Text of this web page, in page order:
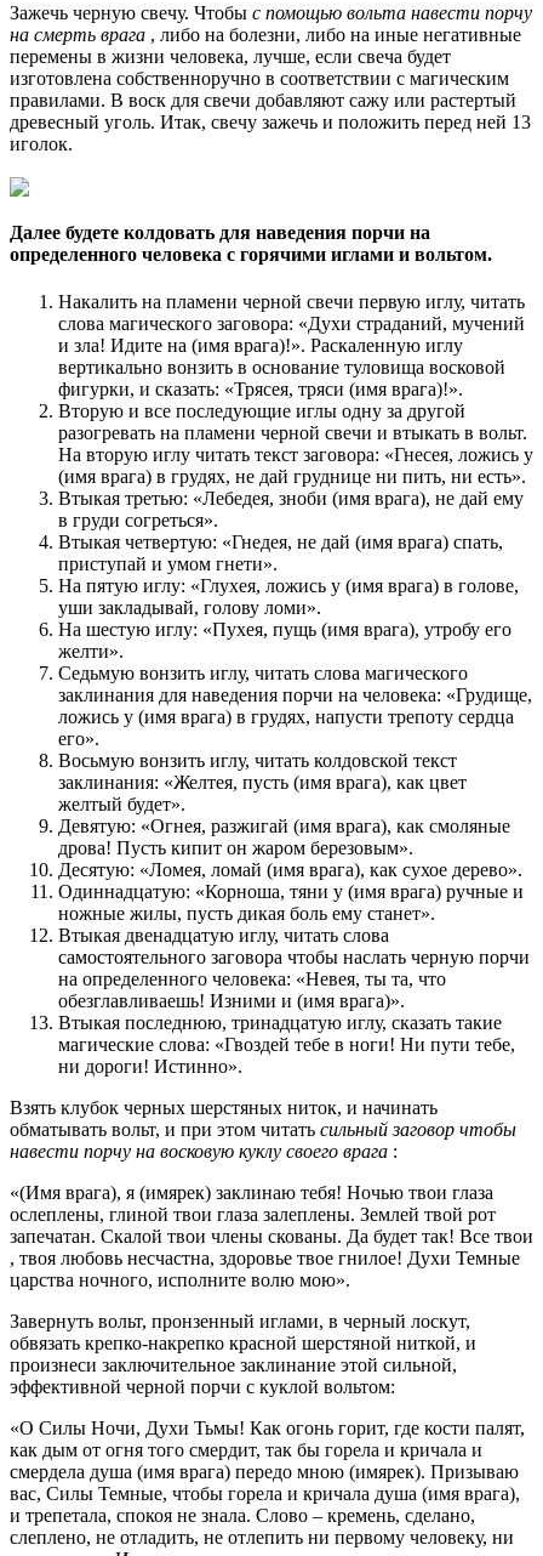
Зажечь черную свечу. Чтобы с помощью вольта навести порчу
на смерть врага , либо на болезни, либо на иные негативные
перемены в жизни человека, лучше, если свеча будет
изготовлена собственноручно в соответствии с магическим
правилами. В воск для свечи добавляют сажу или растертый
древесный уголь. Итак, свечу зажечь и положить перед ней 13
иголок.
Далее будете колдовать для наведения порчи на
определенного человека с горячими иглами и вольтом.
Накалить на пламени черной свечи первую иглу, читать
слова магического заговора: «Духи страданий, мучений
и зла! Идите на (имя врага)!». Раскаленную иглу
вертикально вонзить в основание туловища восковой
фигурки, и сказать: «Трясея, тряси (имя врага)!».
Вторую и все последующие иглы одну за другой
разогревать на пламени черной свечи и втыкать в вольт.
На вторую иглу читать текст заговора: «Гнесея, ложись у
(имя врага) в грудях, не дай груднице ни пить, ни есть».
Втыкая третью: «Лебедея, зноби (имя врага), не дай ему
в груди согреться».
Втыкая четвертую: «Гнедея, не дай (имя врага) спать,
приступай и умом гнети».
На пятую иглу: «Глухея, ложись у (имя врага) в голове,
уши закладывай, голову ломи».
На шестую иглу: «Пухея, пущь (имя врага), утробу его
желти».
Седьмую вонзить иглу, читать слова магического
заклинания для наведения порчи на человека: «Грудище,
ложись у (имя врага) в грудях, напусти трепоту сердца
его».
Восьмую вонзить иглу, читать колдовской текст
заклинания: «Желтея, пусть (имя врага), как цвет
желтый будет».
Девятую: «Огнея, разжигай (имя врага), как смоляные
дрова! Пусть кипит он жаром березовым».
Десятую: «Ломея, ломай (имя врага), как сухое дерево».
Одиннадцатую: «Корноша, тяни у (имя врага) ручные и
ножные жилы, пусть дикая боль ему станет».
Втыкая двенадцатую иглу, читать слова
самостоятельного заговора чтобы наслать черную порчи
на определенного человека: «Невея, ты та, что
обезглавливаешь! Изними и (имя врага)».
Втыкая последнюю, тринадцатую иглу, сказать такие
магические слова: «Гвоздей тебе в ноги! Ни пути тебе,
ни дороги! Истинно».
Взять клубок черных шерстяных ниток, и начинать
обматывать вольт, и при этом читать сильный заговор чтобы
навести порчу на восковую куклу своего врага :
«(Имя врага), я (имярек) заклинаю тебя! Ночью твои глаза
ослеплены, глиной твои глаза залеплены. Землей твой рот
запечатан. Скалой твои члены скованы. Да будет так! Все твои
, твоя любовь несчастна, здоровье твое гнилое! Духи Темные
царства ночного, исполните волю мою».
Завернуть вольт, пронзенный иглами, в черный лоскут,
обвязать крепко-накрепко красной шерстяной ниткой, и
произнеси заключительное заклинание этой сильной,
эффективной черной порчи с куклой вольтом:
«О Силы Ночи, Духи Тьмы! Как огонь горит, где кости палят,
как дым от огня того смердит, так бы горела и кричала и
смердела душа (имя врага) передо мною (имярек). Призываю
вас, Силы Темные, чтобы горела и кричала душа (имя врага),
и трепетала, спокоя не знала. Слово – кремень, сделано,
слеплено, не отладить, не отлепить ни первому человеку, ни